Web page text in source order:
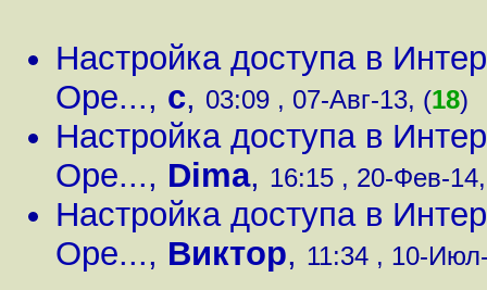
Настройка доступа в
Ope..., c, 03:09 , 07-Авг-13, (18)
Настройка доступа в
Ope..., Dima, 16:15 , 20-Фев-
Настройка доступа в
Ope..., Виктор, 11:34 , 10-